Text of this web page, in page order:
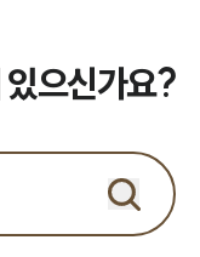
호사
으신가요?